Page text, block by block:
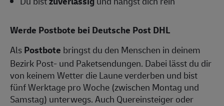
Werde Postbote bei Deutsche Post DHL
AlsPostbote bringst du den Menschen in deinem
Bezirk Post- und Paketsendungen. Dabei lässt du dir
von keinem Wetter die Laune verderben und bist
fünf Werktage pro Woche (zwischen Montag und
Samstag) unterwegs. Auch Quereinsteiger oder